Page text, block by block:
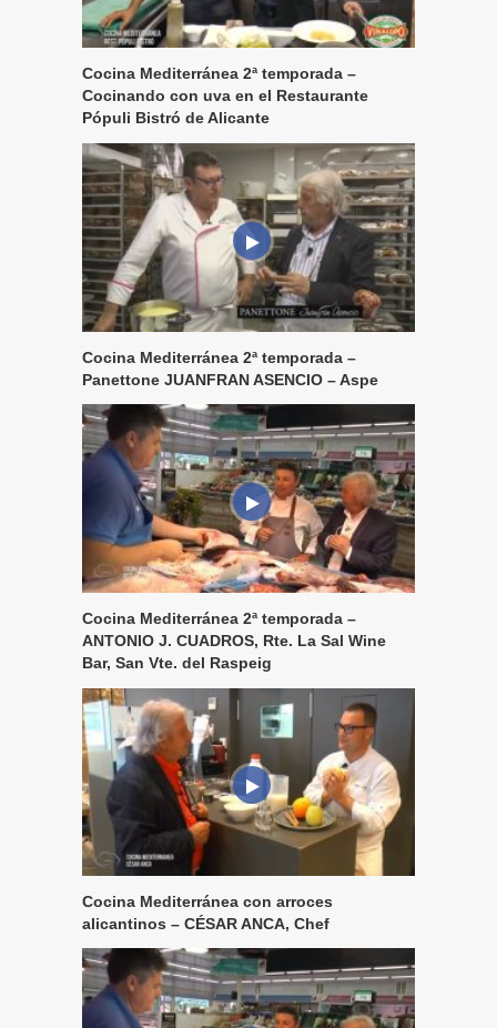
Cocina Mediterránea 2ª temporada –
Cocinando con uva en el Restaurante
Pópuli Bistró de Alicante
Cocina Mediterránea 2ª temporada –
Panettone JUANFRAN ASENCIO – Aspe
Cocina Mediterránea 2ª temporada –
ANTONIO J. CUADROS, Rte. La Sal Wine
Bar, San Vte. del Raspeig
Cocina Mediterránea con arroces
alicantinos – CÉSAR ANCA, Chef